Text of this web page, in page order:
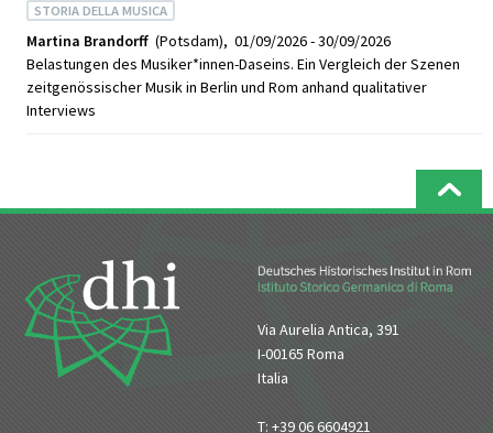
STORIA DELLA MUSICA
Martina Brandorff (Potsdam), 01/09/2026 - 30/09/2026
Belastungen des Musiker*innen-Daseins. Ein Vergleich der Szenen
zeitgenössischer Musik in Berlin und Rom anhand qualitativer
Interviews
Via Aurelia Antica, 391
I-00165 Roma
Italia
T: +39 06 6604921